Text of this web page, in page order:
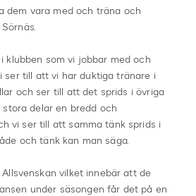
dem vara med och träna och
klubben som vi jobbar med och
ser till att vi har duktiga tränare i
och ser till att det sprids i övriga
stora delar en bredd och
vi ser till att samma tänk sprids i
och tänk kan man säga.
vilket innebär att de
under säsongen får det på en